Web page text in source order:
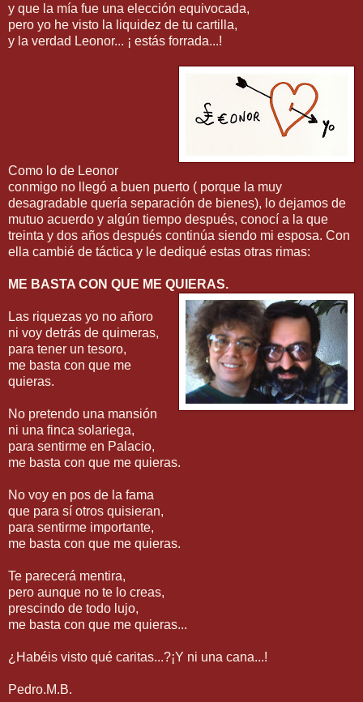
y que la mía fue una elección equivocada,
pero yo he visto la liquidez de tu cartilla,
y la verdad Leonor... ¡ estás forrada...!
Como lo de Leonor
conmigo no llegó a buen puerto ( porque la muy
desagradable quería separación de bienes), lo dejamos de
mutuo acuerdo y algún tiempo después, conocí a la que
treinta y dos años después continúa siendo mi esposa. Con
ella cambié de táctica y le dediqué estas otras rimas:
ME BASTA CON QUE ME QUIERAS.
Las riquezas yo no añoro
ni voy detrás de quimeras,
para tener un tesoro,
me basta con que me
quieras.
No pretendo una mansión
ni una finca solariega,
para sentirme en Palacio,
me basta con que me quieras.
No voy en pos de la fama
que para sí otros quisieran,
para sentirme importante,
me basta con que me quieras.
Te parecerá mentira,
pero aunque no te lo creas,
prescindo de todo lujo,
me basta con que me quieras...
¿Habéis visto qué caritas...?¡Y ni una cana...!
Pedro.M.B.